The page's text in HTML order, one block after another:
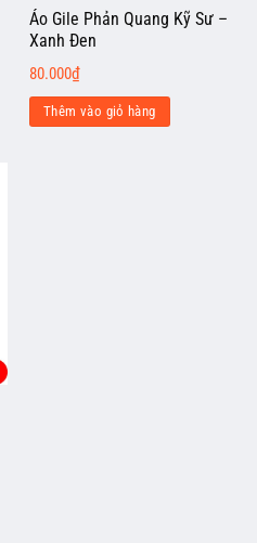
Áo Gile Phản Quang Kỹ Sư –
Xanh Đen
80.000₫
Thêm vào giỏ hàng